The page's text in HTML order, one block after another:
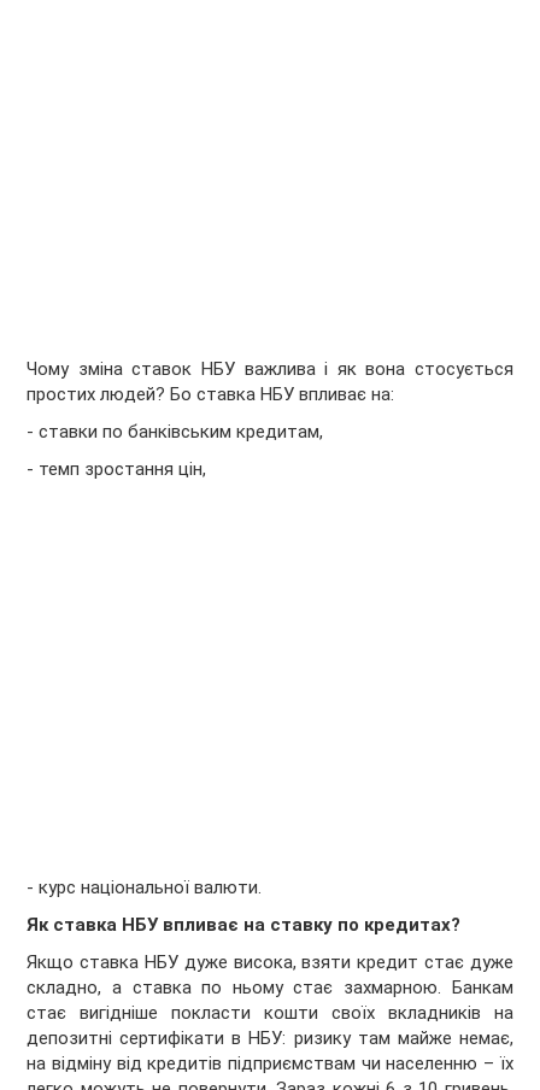
Чому зміна ставок НБУ важлива і як вона стосується
простих людей? Бо ставка НБУ впливає на:
- ставки по банківським кредитам,
- темп зростання цін,
- курс національної валюти.
Як ставка НБУ впливає на ставку по кредитах?
Якщо ставка НБУ дуже висока, взяти кредит стає дуже
складно, а ставка по ньому стає захмарною. Банкам
стає вигідніше покласти кошти своїх вкладників на
депозитні сертифікати в НБУ: ризику там майже немає,
на відміну від кредитів підприємствам чи населенню – їх